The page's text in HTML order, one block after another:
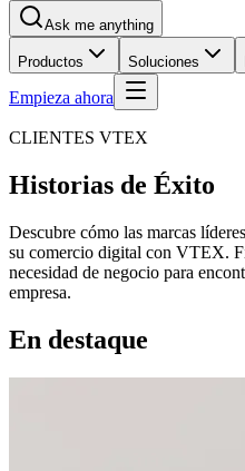
Ask me anything
Productos Soluciones
Empieza ahora
CLIENTES VTEX
Historias de Éxito
Descubre cómo las marcas
su comercio digital con VTEX.
necesidad de negocio para
empresa.
En destaque